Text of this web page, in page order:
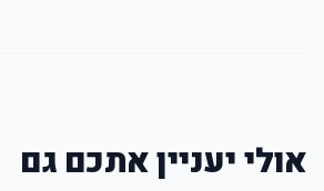
אולי יעניין אתכם גם